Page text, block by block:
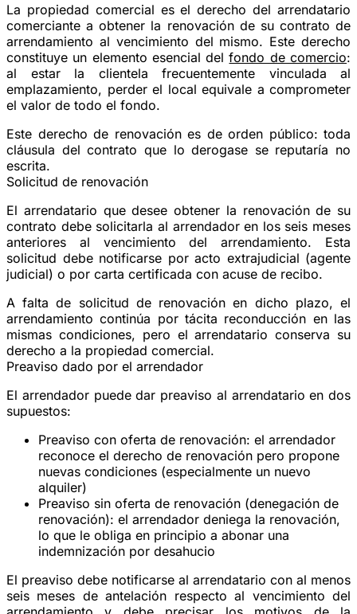
La propiedad comercial es el derecho del arrendatario
comerciante a obtener la renovación de su contrato de
arrendamiento al vencimiento del mismo. Este derecho
constituye un elemento esencial delfondo de comercio:
al estar la clientela frecuentemente vinculada al
emplazamiento, perder el local equivale a comprometer
el valor de todo el fondo.
Este derecho de renovación es de orden público: toda
cláusula del contrato que lo derogase se reputaría no
escrita.
Solicitud de renovación
El arrendatario que desee obtener la renovación de su
contrato debe solicitarla al arrendador en los seis meses
anteriores al vencimiento del arrendamiento. Esta
solicitud debe notificarse por acto extrajudicial (agente
judicial) o por carta certificada con acuse de recibo.
A falta de solicitud de renovación en dicho plazo, el
arrendamiento continúa por tácita reconducción en las
mismas condiciones, pero el arrendatario conserva su
derecho a la propiedad comercial.
Preaviso dado por el arrendador
El arrendador puede dar preaviso al arrendatario en dos
supuestos:
Preaviso con oferta de renovación: el arrendador
reconoce el derecho de renovación pero propone
nuevas condiciones (especialmente un nuevo
alquiler)
Preaviso sin oferta de renovación (denegación de
renovación): el arrendador deniega la renovación,
lo que le obliga en principio a abonar una
indemnización por desahucio
El preaviso debe notificarse al arrendatario con al menos
seis meses de antelación respecto al vencimiento del